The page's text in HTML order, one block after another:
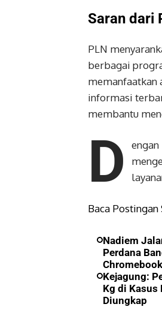
Saran dari
PLN
berbagai
memanfaatkan
informasi
membantu
D
Baca
Nadiem
Perdana
Chromebook
Kejagung:
Kg di Kasus
Diungkap